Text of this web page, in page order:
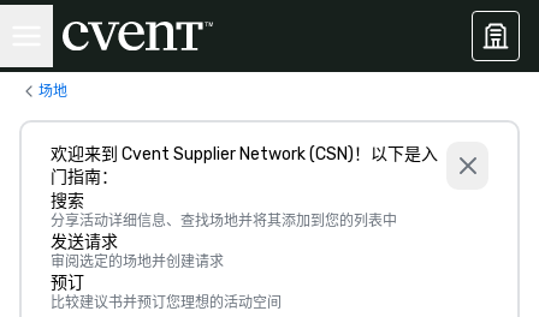
场地
欢迎来到 Cvent Supplier Network (CSN)！以下是入
门指南：
搜索
分享活动详细信息、查找场地并将其添加到您的列表中
发送请求
审阅选定的场地并创建请求
预订
比较建议书并预订您理想的活动空间